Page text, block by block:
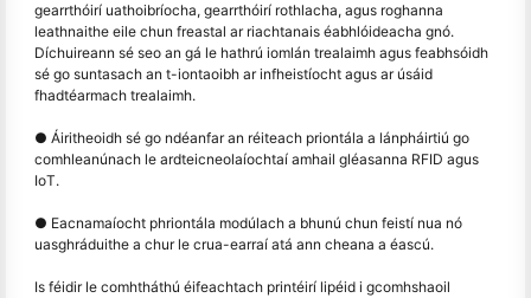
gearrthóirí uathoibríocha, gearrthóirí rothlacha, agus roghanna
leathnaithe eile chun freastal ar riachtanais éabhlóideacha gnó.
Díchuireann sé seo an gá le hathrú iomlán trealaimh agus feabhsóidh
sé go suntasach an t-iontaoibh ar infheistíocht agus ar úsáid
fhadtéarmach trealaimh.
● Áiritheoidh sé go ndéanfar an réiteach priontála a lánpháirtiú go
comhleanúnach le ardteicneolaíochtaí amhail gléasanna RFID agus
IoT.
● Eacnamaíocht phriontála modúlach a bhunú chun feistí nua nó
uasghráduithe a chur le crua-earraí atá ann cheana a éascú.
Is féidir le comhtháthú éifeachtach printéirí lipéid i gcomhshaoil